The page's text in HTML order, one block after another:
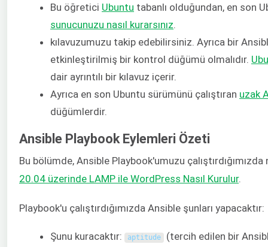
Bu öğretici Ubuntu tabanlı olduğundan, en son
sunucunuzu nasıl kurarsınız
kılavuzumuzu takip edebilirsiniz. Ayrıca bir
etkinleştirilmiş bir kontrol düğümü olmalıdır.
dair ayrıntılı bir kılavuz içerir.
Ayrıca en son Ubuntu sürümünü çalıştıran uzak
düğümlerdir.
Ansible Playbook Eylemleri Özeti
Bu bölümde, Ansible Playbook'umuzu
20.04 üzerinde LAMP ile WordPress Nasıl Kurulur.
Playbook'u çalıştırdığımızda Ansible şunları yapacaktır:
Şunu kuracaktır: aptitude (tercih edilen bir